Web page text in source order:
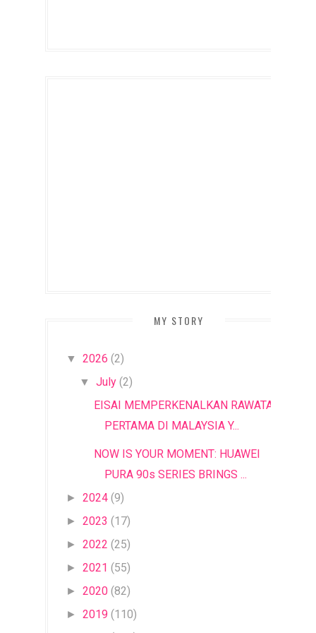
MY STORY
▼ 2026 (2)
▼ July (2)
EISAI MEMPERKENALKAN RAWATAN
PERTAMA DI MALAYSIA Y...
NOW IS YOUR MOMENT: HUAWEI
PURA 90s SERIES BRINGS ...
► 2024 (9)
► 2023 (17)
► 2022 (25)
► 2021 (55)
► 2020 (82)
► 2019 (110)